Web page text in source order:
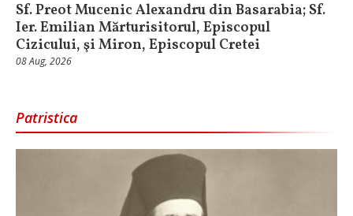
Sf. Preot Mucenic Alexandru din Basarabia; Sf.
Ier. Emilian Mărturisitorul, Episcopul
Cizicului, şi Miron, Episcopul Cretei
08 Aug, 2026
Patristica